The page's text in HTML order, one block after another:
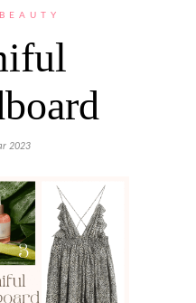
2023